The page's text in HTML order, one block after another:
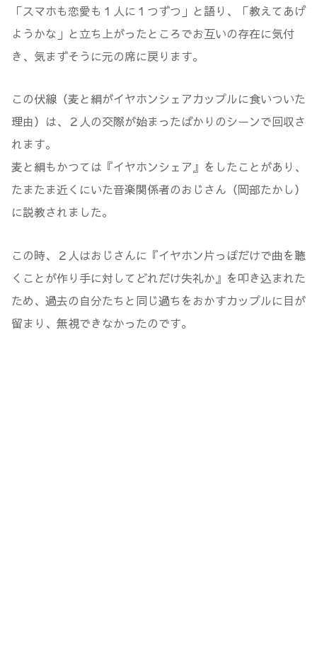
「スマホも恋愛も１人に１つずつ」と語り、「教えてあげ
ようかな」と立ち上がったところでお互いの存在に気付
き、気まずそうに元の席に戻ります。
この伏線（麦と絹がイヤホンシェアカップルに食いついた
理由）は、２人の交際が始まったばかりのシーンで回収さ
れます。
麦と絹もかつては『イヤホンシェア』をしたことがあり、
たまたま近くにいた音楽関係者のおじさん（岡部たかし）
に説教されました。
この時、２人はおじさんに『イヤホン片っぽだけで曲を聴
くことが作り手に対してどれだけ失礼か』を叩き込まれた
ため、過去の自分たちと同じ過ちをおかすカップルに目が
留まり、無視できなかったのです。